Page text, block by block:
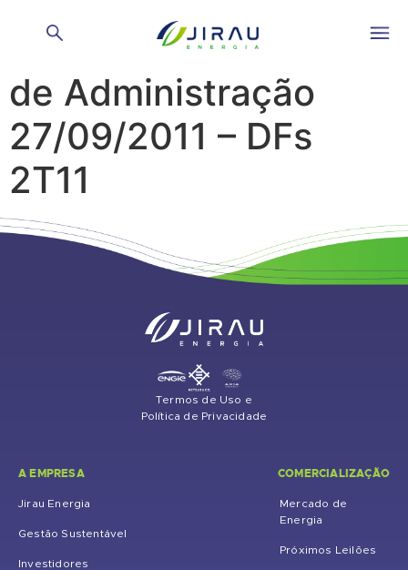
Reunião do Conselho
de Administração
27/09/2011 – DFs
2T11
Termos de Uso e
Política de Privacidade
A EMPRESA
Jirau Energia
Gestão Sustentável
Investidores
COMERCIALIZAÇÃO
Mercado de
Energia
Próximos Leilões